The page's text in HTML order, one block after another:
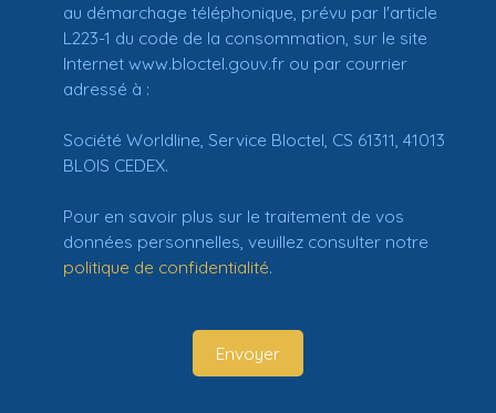
au démarchage téléphonique, prévu par l'article
L223-1 du code de la consommation, sur le site
Internet www.bloctel.gouv.fr ou par courrier
adressé à :
Société Worldline, Service Bloctel, CS 61311, 41013
BLOIS CEDEX.
Pour en savoir plus sur le traitement de vos
données personnelles, veuillez consulter notre
politique de confidentialité.
Envoyer